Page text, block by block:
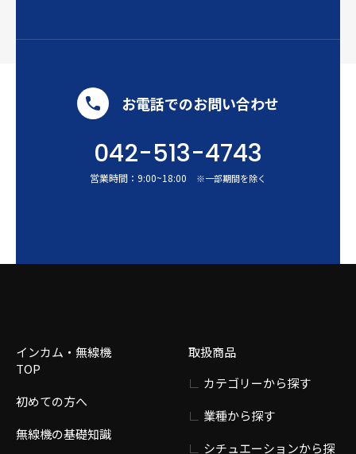
お電話でのお問い合わせ
042-513-4743
営業時間： 9:00~18:00 ※一部期間を除く
インカム・無線機
TOP
初めての方へ
無線機の基礎知識
取扱商品
カテゴリーから探す
業種から探す
シチュエーションから探